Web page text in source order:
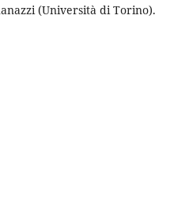
(Università di Torino).